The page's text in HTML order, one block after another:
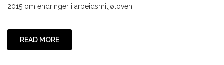
2015 om endringer i arbeidsmiljøloven.
READ MORE